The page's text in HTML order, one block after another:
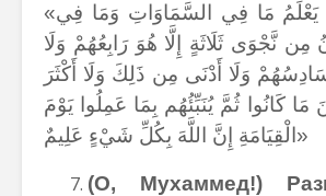
«أَلَمْ تَرَ أَنَّ اللَّهَ يَعْلَمُ مَا فِي السَّمَاوَاتِ وَمَا فِي
مِن نَّجْوَى ثَلَاثَةٍ إِلَّا هُوَ رَابِعُهُمْ وَلَا
وَلَا أَدْنَى مِن ذَلِكَ وَلَا أَكْثَرَ
مَا كَانُوا ثُمَّ يُنَبِّئُهُم بِمَا عَمِلُوا يَوْمَ
الْقِيَامَةِ إِنَّ اللَّهَ بِكُلِّ شَيْءٍ عَلِيمٌ»
(О, Мухаммед!)